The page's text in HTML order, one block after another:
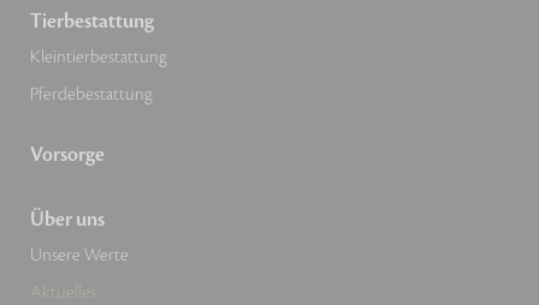
Tierbestattung
Kleintierbestattung
Pferdebestattung
Vorsorge
Über uns
Unsere Werte
Aktuelles